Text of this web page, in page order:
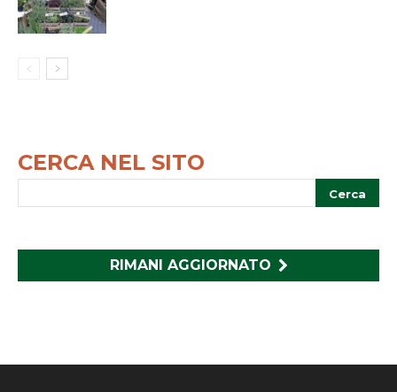
CERCA NEL SITO
RIMANI AGGIORNATO